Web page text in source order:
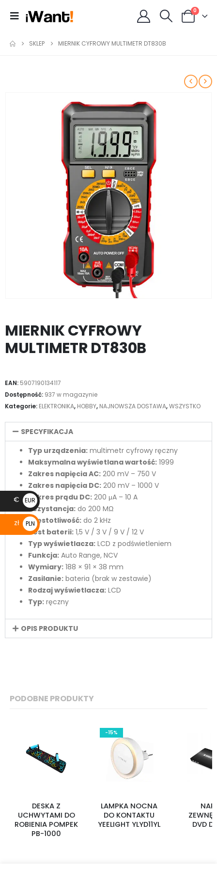
0
SKLEP MIERNIK CYFROWY MULTIMETR DT830B
MIERNIK CYFROWY
MULTIMETR DT830B
EAN: 5907190134117
Dostępność: 937 w magazynie
Kategorie: ELEKTRONIKA, HOBBY, NAJNOWSZA DOSTAWA,WSZYSTKO
SPECYFIKACJA
Typ urządzenia: multimetr cyfrowy ręczny
Maksymalna wyświetlana wartość: 1999
Zakres napięcia AC: 200 mV – 750 V
Zakres napięcia DC: 200 mV – 1000 V
Zakres prądu DC: 200 μA – 10 A
Rezystancja: do 200 MΩ
Częstotliwość: do 2 kHz
Test baterii: 1,5 V / 3 V / 9 V / 12 V
Typ wyświetlacza: LCD z podświetleniem
Funkcja: Auto Range, NCV
Wymiary: 188 × 91 × 38 mm
Zasilanie: bateria (brak w zestawie)
Rodzaj wyświetlacza: LCD
Typ: ręczny
OPIS PRODUKTU
PODOBNE PRODUKTY
DESKA Z
UCHWYTAMI DO
ROBIENIA POMPEK
PB-1000
-15%
LAMPKA NOCNA
DO KONTAKTU
YEELIGHT YLYD11YL
DVD
€
EUR
€
zł
PLN
zł